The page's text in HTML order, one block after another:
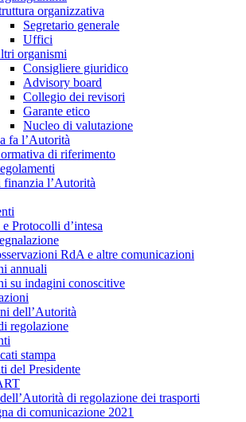
organizzativa
Segretario generale
Uffici
organismi
Consigliere giuridico
Advisory board
Collegio dei revisori
Garante etico
Nucleo di valutazione
fa l’Autorità
di riferimento
finanzia l’Autorità
Protocolli d’intesa
RdA e altre comunicazioni
annuali
su indagini conoscitive
dell’Autorità
regolazione
stampa
del Presidente
di regolazione dei trasporti
di comunicazione 2021